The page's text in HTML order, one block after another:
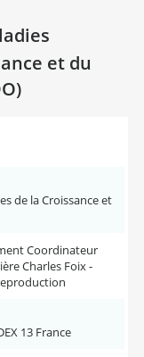
et du
de la Croissance et
Coordinateur
Charles Foix -
13 France